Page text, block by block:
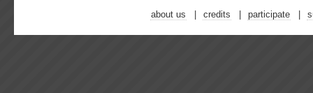
about us credits participate